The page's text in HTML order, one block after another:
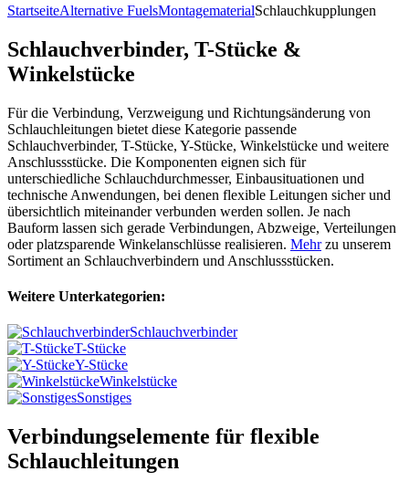
StartseiteAlternative FuelsMontagematerialSchlauchkupplungen
Schlauchverbinder, T-Stücke &
Winkelstücke
Für die Verbindung, Verzweigung und Richtungsänderung von
Schlauchleitungen bietet diese Kategorie passende
Schlauchverbinder, T-Stücke, Y-Stücke, Winkelstücke und weitere
Anschlussstücke. Die Komponenten eignen sich für
unterschiedliche Schlauchdurchmesser, Einbausituationen und
technische Anwendungen, bei denen flexible Leitungen sicher und
übersichtlich miteinander verbunden werden sollen. Je nach
Bauform lassen sich gerade Verbindungen, Abzweige, Verteilungen
oder platzsparende Winkelanschlüsse realisieren. Mehrzu unserem
Sortiment an Schlauchverbindern und Anschlussstücken.
Weitere Unterkategorien:
Schlauchverbinder
T-Stücke
Y-Stücke
Winkelstücke
Sonstiges
Verbindungselemente für flexible
Schlauchleitungen